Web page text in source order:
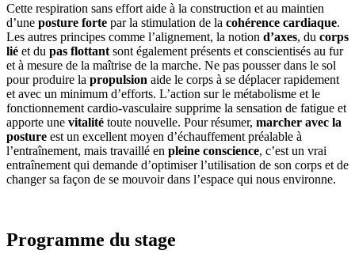
Cette respiration sans effort aide à la construction et au maintien
d’une posture forte par la stimulation de la cohérence cardiaque.
Les autres principes comme l’alignement, la notion d’axes, du corps
lié et du pas flottant sont également présents et conscientisés au fur
et à mesure de la maîtrise de la marche. Ne pas pousser dans le sol
pour produire la propulsion aide le corps à se déplacer rapidement
et avec un minimum d’efforts. L’action sur le métabolisme et le
fonctionnement cardio-vasculaire supprime la sensation de fatigue et
apporte une vitalité toute nouvelle. Pour résumer, marcher avec la
posture est un excellent moyen d’échauffement préalable à
l’entraînement, mais travaillé en pleine conscience, c’est un vrai
entraînement qui demande d’optimiser l’utilisation de son corps et de
changer sa façon de se mouvoir dans l’espace qui nous environne.
Programme du stage